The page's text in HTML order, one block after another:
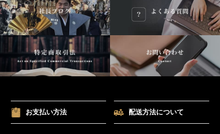
お支払い方法 配送方法について